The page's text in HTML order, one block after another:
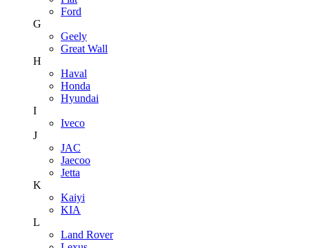
Ford
G
Geely
Great Wall
H
Haval
Honda
Hyundai
I
Iveco
J
JAC
Jaecoo
Jetta
K
Kaiyi
KIA
L
Land Rover